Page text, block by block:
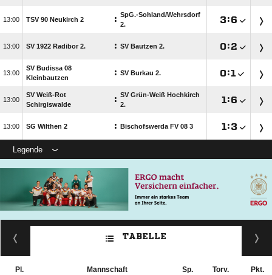
 TSV 90 Neukirch 2 : SpG.-Sohland/​Wehrsdorf
2.
:
 SV 1922 Radibor 2. : SV Bautzen 2. :

SV Budissa 08
Kleinbautzen
: SV Burkau 2. :

SV Weiß-Rot
Schirgiswalde
: SV Grün-Weiß Hochkirch
2.
 :
 SG Wilthen 2 : Bischofswerda FV 08 3  :
Legende
TABELLE
Pl. Mannschaft Sp. Torv. Pkt.